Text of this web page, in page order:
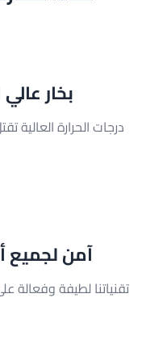
بخار
آمن لجميع
تقنياتنا لطيفة وفعالة